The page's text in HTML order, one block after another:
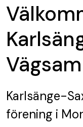
Vägsam
Karlsänge-
förening i